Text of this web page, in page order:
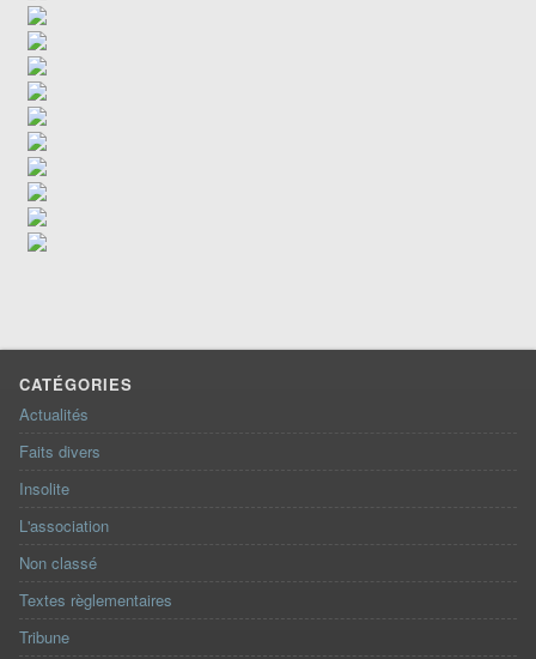
CATÉGORIES
Actualités
Faits divers
Insolite
L'association
Non classé
Textes règlementaires
Tribune